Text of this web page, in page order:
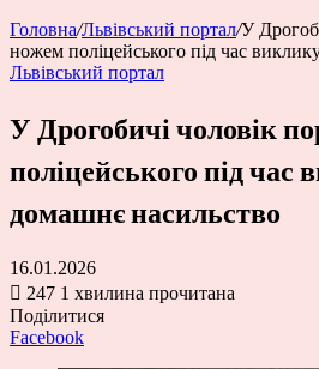
Головна/Львівський портал/У
ножем поліцейського під час
Львівський портал
У Дрогобичі чоловік
поліцейського під час
домашнє насильство
16.01.2026
247 1 хвилина прочитана
Поділитися
Facebook